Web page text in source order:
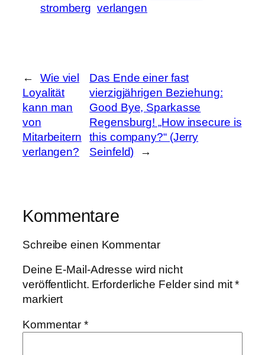
stromberg verlangen
←
Wie viel
Loyalität
kann man
von
Mitarbeitern
verlangen?
Das Ende einer fast
vierzigjährigen Beziehung:
Good Bye, Sparkasse
Regensburg! „How insecure is
this company?“ (Jerry
Seinfeld)
→
Kommentare
Schreibe einen Kommentar
Deine E-Mail-Adresse wird nicht
veröffentlicht. Erforderliche Felder sind mit*
markiert
Kommentar*